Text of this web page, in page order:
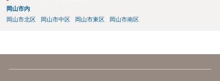
岡山市内
岡山市北区
岡山市中区 岡山市東区 岡山市南区